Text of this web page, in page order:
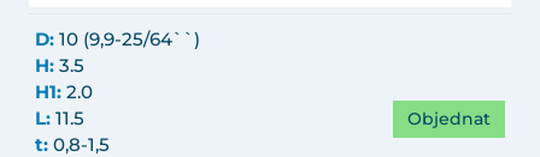
D: 10 (9,9-25/64``)
H: 3.5
H1: 2.0
L: 11.5
t: 0,8-1,5
Objednat